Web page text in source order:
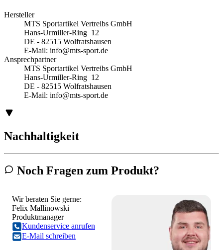
Hersteller
MTS Sportartikel Vertreibs GmbH
Hans-Urmiller-Ring 12
DE - 82515 Wolfratshausen
E-Mail: info@mts-sport.de
Ansprechpartner
MTS Sportartikel Vertreibs GmbH
Hans-Urmiller-Ring 12
DE - 82515 Wolfratshausen
E-Mail: info@mts-sport.de
Nachhaltigkeit
Noch Fragen zum Produkt?
Wir beraten Sie gerne:
Felix Mallinowski
Produktmanager
Kundenservice anrufen
E-Mail schreiben